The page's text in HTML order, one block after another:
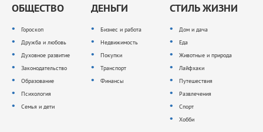
ОБЩЕСТВО
Гороскоп
Дружба и любовь
Духовное развитие
Законодательство
Образование
Психология
Семья и дети
ДЕНЬГИ
Бизнес и работа
Недвижимость
Покупки
Транспорт
Финансы
СТИЛЬ ЖИЗНИ
Дом и дача
Еда
Животные и природа
Лайфхаки
Путешествия
Развлечения
Спорт
Хобби